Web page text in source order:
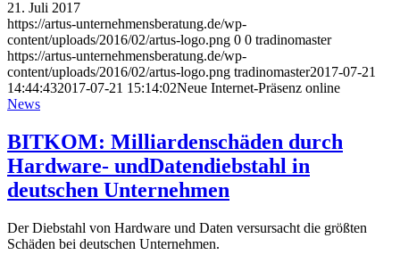
21. Juli 2017
https://artus-unternehmensberatung.de/wp-
content/uploads/2016/02/artus-logo.png 0 0 tradinomaster
https://artus-unternehmensberatung.de/wp-
content/uploads/2016/02/artus-logo.png tradinomaster2017-07-21
14:44:432017-07-21 15:14:02Neue Internet-Präsenz online
News
BITKOM: Milliardenschäden durch
Hardware- undDatendiebstahl in
deutschen Unternehmen
Der Diebstahl von Hardware und Daten versursacht die größten
Schäden bei deutschen Unternehmen.